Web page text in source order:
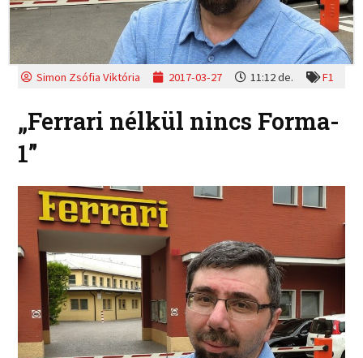
Simon Zsófia Viktória 2017-03-27 11:12 de. F1
„Ferrari nélkül nincs Forma-
1”